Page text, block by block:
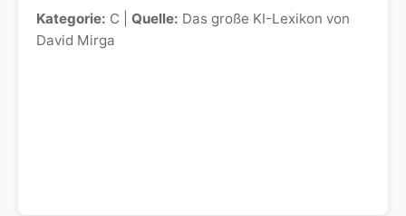
Kategorie: C | Quelle: Das große KI-Lexikon von
David Mirga